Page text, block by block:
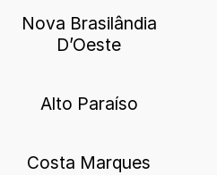
Nova Brasilândia
D’Oeste
Alto Paraíso
Costa Marques